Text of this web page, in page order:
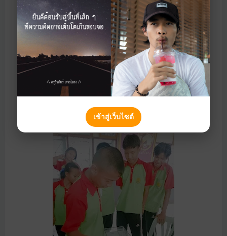
เข้าสู่เว็บไซต์